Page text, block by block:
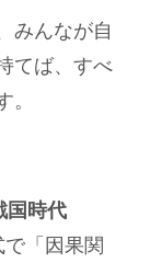
みんなが自
てば、すべ
。
時代
「因果関